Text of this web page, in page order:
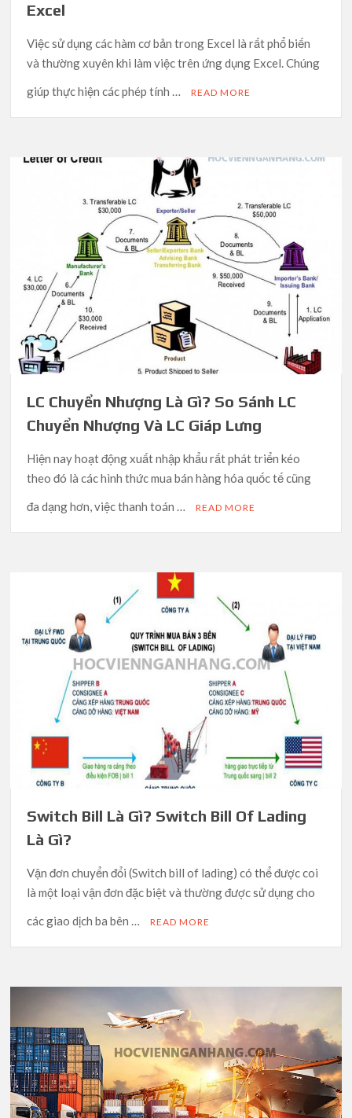
Excel
Việc sử dụng các hàm cơ bản trong Excel là rất phổ biến
và thường xuyên khi làm việc trên ứng dụng Excel. Chúng
giúp thực hiện các phép tính …
READ MORE
LC Chuyển Nhượng Là Gì? So Sánh LC
Chuyển Nhượng Và LC Giáp Lưng
Hiện nay hoạt động xuất nhập khẩu rất phát triển kéo
theo đó là các hình thức mua bán hàng hóa quốc tế cũng
đa dạng hơn, việc thanh toán …
READ MORE
Switch Bill Là Gì? Switch Bill Of Lading
Là Gì?
Vận đơn chuyển đổi (Switch bill of lading) có thể được coi
là một loại vận đơn đặc biệt và thường được sử dụng cho
các giao dịch ba bên …
READ MORE